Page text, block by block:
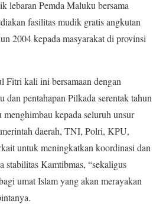
lebaran Pemda Maluku bersama
fasilitas mudik gratis angkutan
2004 kepada masyarakat di provinsi
Fitri kali ini bersamaan dengan
dan pentahapan Pilkada serentak tahun
kepada seluruh unsur
daerah, TNI, Polri, KPU,
untuk meningkatkan koordinasi dan
stabilitas Kamtibmas, “sekaligus
umat Islam yang akan merayakan